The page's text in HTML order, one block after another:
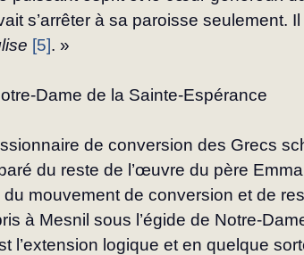
s’arrêter à sa paroisse seulement.
[5]. »
Dame de la Sainte-Espérance
de conversion des Grecs
du reste de l’œuvre du père
mouvement de conversion et de
à Mesnil sous l’égide de Notre-
l’extension logique et en quelque